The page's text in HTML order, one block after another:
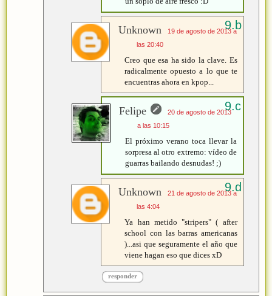
Unknown
19 de agosto de 2013 a
las 20:40
Creo que esa ha sido la clave. Es
radicalmente opuesto a lo que te
encuentras ahora en kpop...
Felipe
20 de agosto de 2013
a las 10:15
El próximo verano toca llevar la
sorpresa al otro extremo: vídeo de
guarras bailando desnudas! ;)
Unknown
21 de agosto de 2013 a
las 4:04
Ya han metido "stripers" ( after
school con las barras americanas
)...asi que seguramente el año que
viene hagan eso que dices xD
responder